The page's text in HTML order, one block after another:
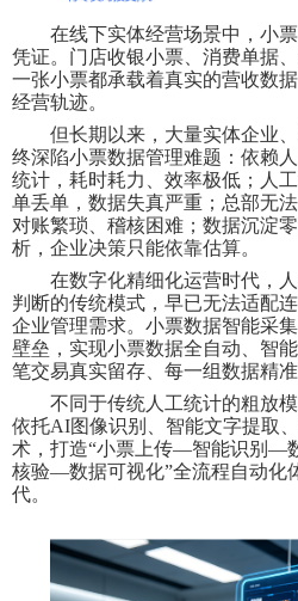
在线下实体经营场景中，小
凭证。门店收银小票、消费单据
一张小票都承载着真实的营收数
经营轨迹。
但长期以来，大量实体企业
终深陷小票数据管理难题：依赖
统计，耗时耗力、效率极低；人
单丢单，数据失真严重；总部无
对账繁琐、稽核困难；数据沉淀
析，企业决策只能依靠估算。
在数字化精细化运营时代，
判断的传统模式，早已无法适配
企业管理需求。小票数据智能采
壁垒，实现小票数据全自动、智
笔交易真实留存、每一组数据精准
不同于传统人工统计的粗放
依托AI图像识别、智能文字提取
术，打造“小票上传—智能识别—
核验—数据可视化”全流程自动化
代。